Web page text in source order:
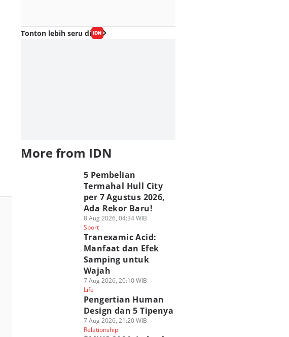
Tonton lebih seru di
More from IDN
5 Pembelian
Termahal Hull City
per 7 Agustus 2026,
Ada Rekor Baru!
8 Aug 2026, 04:34 WIB
Sport
Tranexamic Acid:
Manfaat dan Efek
Samping untuk
Wajah
7 Aug 2026, 20:10 WIB
Life
Pengertian Human
Design dan 5 Tipenya
7 Aug 2026, 21:20 WIB
Relationship